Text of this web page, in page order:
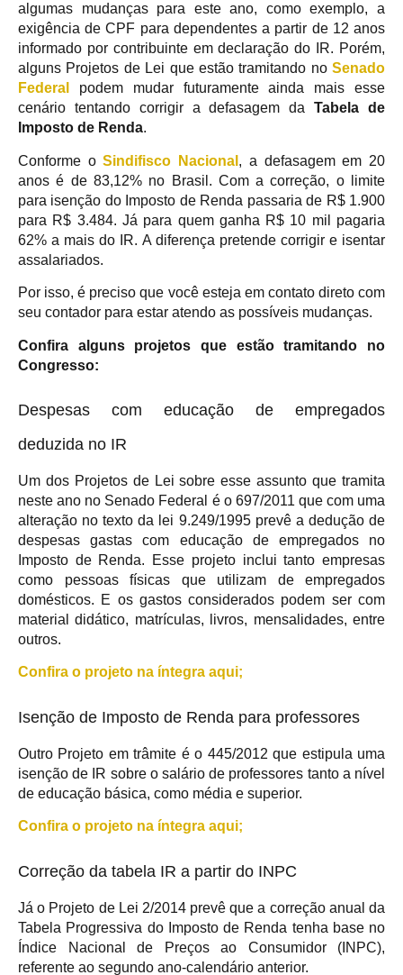
algumas mudanças para este ano, como exemplo, a
exigência de CPF para dependentes a partir de 12 anos
informado por contribuinte em declaração do IR. Porém,
alguns Projetos de Lei que estão tramitando no Senado
Federal
podem mudar futuramente ainda mais esse
cenário tentando corrigir a defasagem daTabela de
Imposto de Renda.
Conforme oSindifisco Nacional , a defasagem em 20
anos é de 83,12% no Brasil. Com a correção, o limite
para isenção do Imposto de Renda passaria de R$ 1.900
para R$ 3.484. Já para quem ganha R$ 10 mil pagaria
62% a mais do IR. A diferença pretende corrigir e isentar
assalariados.
Por isso, é preciso que você esteja em contato direto com
seu contador para estar atendo as possíveis mudanças.
Confira alguns projetos que estão tramitando no
Congresso:
Despesas com educação de empregados
deduzida no IR
Um dos Projetos de Lei sobre esse assunto que tramita
neste ano no Senado Federal é o 697/2011 que com uma
alteração no texto da lei 9.249/1995 prevê a dedução de
despesas gastas com educação de empregados no
Imposto de Renda. Esse projeto inclui tanto empresas
como pessoas físicas que utilizam de empregados
domésticos. E os gastos considerados podem ser com
material didático, matrículas, livros, mensalidades, entre
outros.
Confira o projeto na íntegra aqui;
Isenção de Imposto de Renda para professores
Outro Projeto em trâmite é o 445/2012 que estipula uma
isenção de IR sobre o salário de professores tanto a nível
de educação básica, como média e superior.
Confira o projeto na íntegra aqui;
Correção da tabela IR a partir do INPC
Já o Projeto de Lei 2/2014 prevê que a correção anual da
Tabela Progressiva do Imposto de Renda tenha base no
Índice Nacional de Preços ao Consumidor (INPC),
referente ao segundo ano-calendário anterior.